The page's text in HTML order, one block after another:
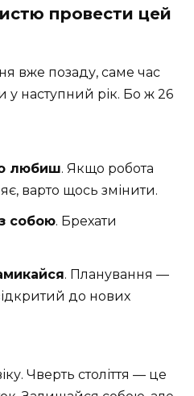
провести цей
вже позаду, саме час
у наступний рік. Бо ж 26
любиш. Якщо робота
варто щось змінити.
собою. Брехати
. Планування —
до нових
Чверть століття — це